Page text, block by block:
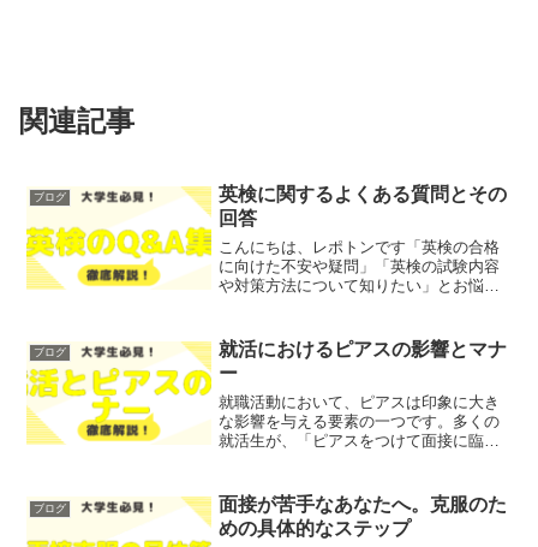
関連記事
ブログ
英検に関するよくある質問とその
回答
こんにちは、レポトンです「英検の合格
に向けた不安や疑問」「英検の試験内容
や対策方法について知りたい」とお悩み
わかりやすく解説します！レポトンこの
記事は次のような人におす...
ブログ
就活におけるピアスの影響とマナ
ー
就職活動において、ピアスは印象に大き
な影響を与える要素の一つです。多くの
就活生が、「ピアスをつけて面接に臨ん
のではないでしょうか？そこで今回は、
就活におけるピアスの影響...
ブログ
面接が苦手なあなたへ。克服のた
めの具体的なステップ